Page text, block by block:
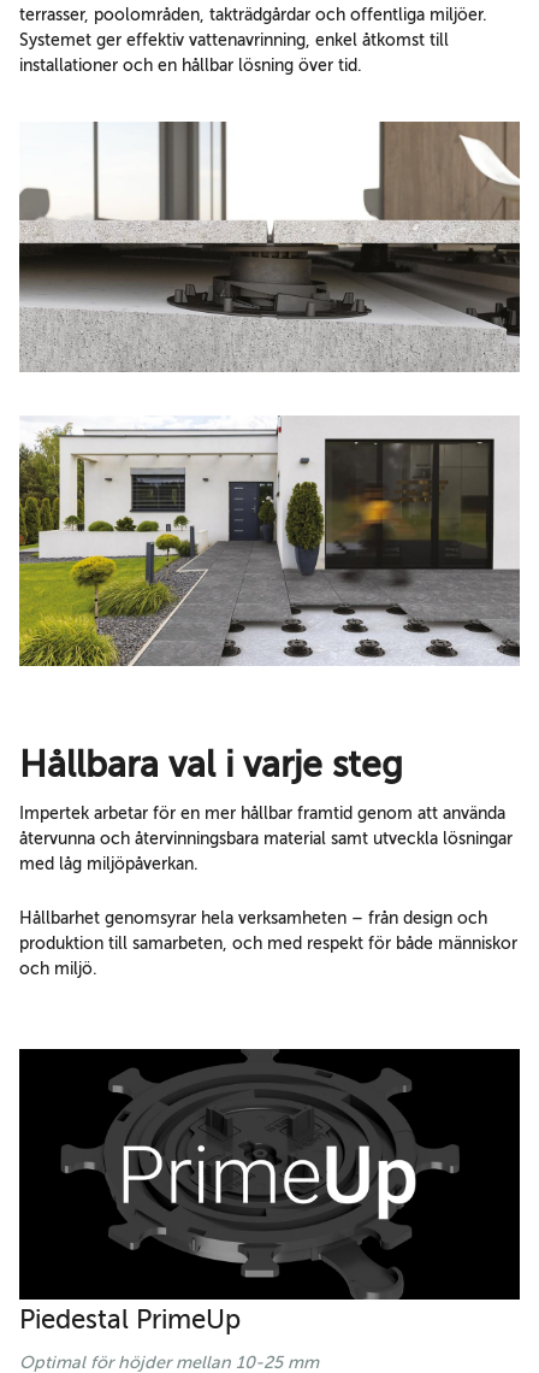
terrasser, poolområden, takträdgårdar och offentliga miljöer.
Systemet ger effektiv vattenavrinning, enkel åtkomst till
installationer och en hållbar lösning över tid.
Hållbara val i varje steg
Impertek arbetar för en mer hållbar framtid genom att använda
återvunna och återvinningsbara material samt utveckla lösningar
med låg miljöpåverkan.
Hållbarhet genomsyrar hela verksamheten – från design och
produktion till samarbeten, och med respekt för både människor
och miljö.
Piedestal PrimeUp
Optimal för höjder mellan 10-25 mm